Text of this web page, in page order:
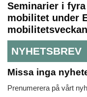
Seminarier i
mobilitet under
mobilitetsveckan
NYHETSBREV
Missa inga
Prenumerera på vårt